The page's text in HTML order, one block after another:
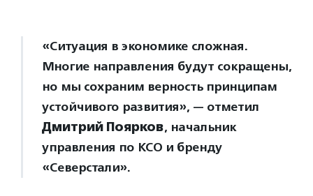
«Ситуация в экономике сложная.
Многие направления будут сокращены,
но мы сохраним верность принципам
устойчивого развития», — отметил
Дмитрий Поярков, начальник
управления по КСО и бренду
«Северстали».